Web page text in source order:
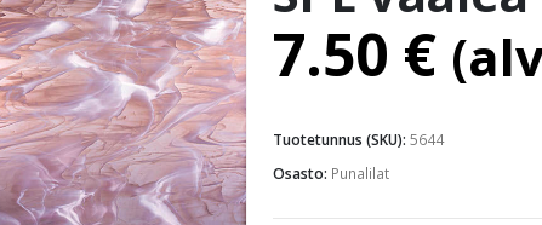
7.50 €
Tuotetunnus (SKU): 5644
Osasto: Punalilat